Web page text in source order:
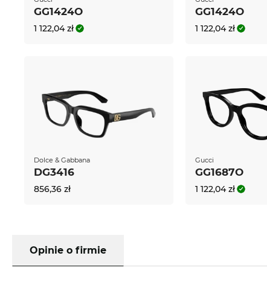
GG1424O
1 122,04 zł
GG1424O
1 122,04 zł
Dolce & Gabbana
DG3416
856,36 zł
Gucci
GG1687O
1 122,04 zł
Opinie o firmie